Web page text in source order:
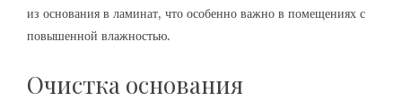
из основания в ламинат, что особенно важно в помещениях с
повышенной влажностью.
Очистка основания